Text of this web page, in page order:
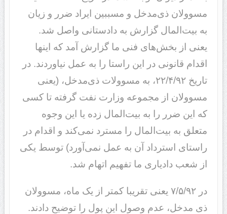
مسوولان ذی‌مدخل و مسببین ایراد ضرر و زیان
به بیت‌المال گزارش به دادستانی واصل شد.
یعنی از بخش‌های فنی ما گزارش آمد که اینها
اقدام قانونی در این راستا را به عمل نیاوردند. در
تاریخ ٢٢/۴/٩٢، به مسوولات ذی‌مدخل، (یعنی
مسوولان از مجموعه وزارت نفت گرفته تا کسی
که این ضرر را به بیت‌المال زده یا این وجوه
متعلق به بیت‌المال را مسترد نمی‌کند و اقدام در
راستای استرداد آن به عمل نمی‌آورد) توسط یکی
از شعب دادیاری ما تفهیم اتهام شد.
در ٧/۵/٩٢ یعنی تقریبا کمتر از یک ماه، مسوولان
ذی مدخل، عدم وصول این پول را توضیح دادند.